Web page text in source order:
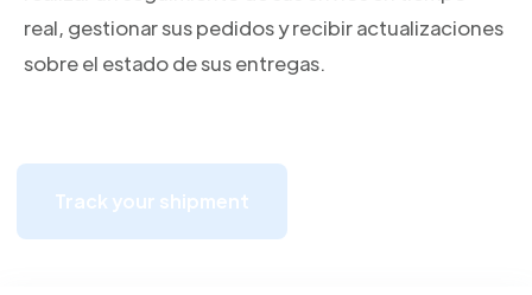
real, gestionar sus pedidos y recibir actualizaciones
sobre el estado de sus entregas.
Track your shipment